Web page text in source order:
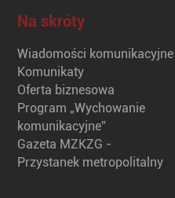
Na skróty
Wiadomości komunikacyjne
Komunikaty
Oferta biznesowa
Program „Wychowanie
komunikacyjne”
Gazeta MZKZG -
Przystanek metropolitalny